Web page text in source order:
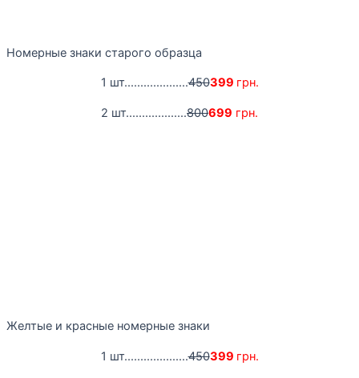
Номерные знаки старого образца
1 шт....................450399 грн.
2 шт...................800699 грн.
Желтые и красные номерные знаки
1 шт....................450399 грн.